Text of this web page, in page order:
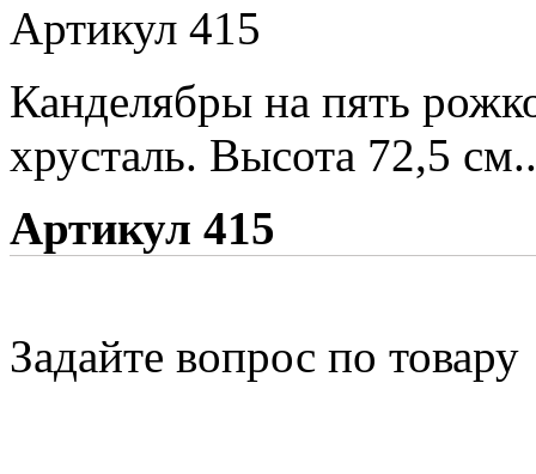
Артикул 415
Канделябры на пять
хрусталь. Высота 72,5 см..
Артикул 415
Задайте вопрос по товару